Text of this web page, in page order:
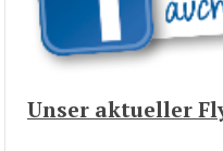
Unser aktueller